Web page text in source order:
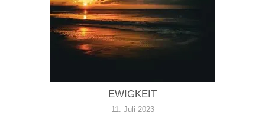
EWIGKEIT
11. Juli 2023